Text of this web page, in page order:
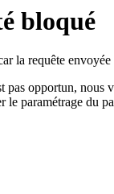
bloqué
la requête
pas opportun, nous
le paramétrage du